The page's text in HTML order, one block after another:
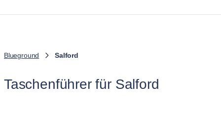
Blueground Salford
Taschenführer für Salford